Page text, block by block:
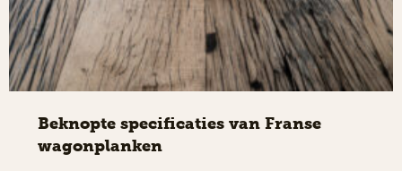
Beknopte specificaties van Franse
wagonplanken